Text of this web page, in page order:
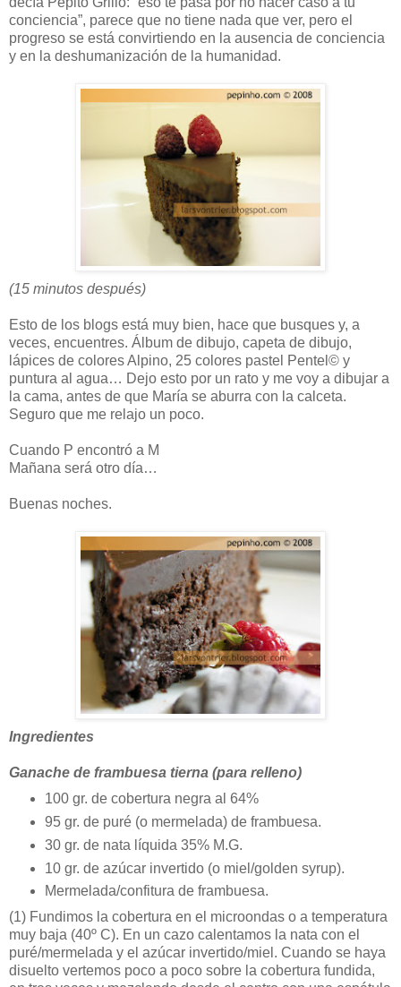
conciencia”, parece que no tiene nada que ver, pero el
progreso se está convirtiendo en la ausencia de conciencia
y en la deshumanización de la humanidad.
(15 minutos después)
Esto de los blogs está muy bien, hace que busques y, a
veces, encuentres. Álbum de dibujo, capeta de dibujo,
lápices de colores Alpino, 25 colores pastel Pentel© y
puntura al agua… Dejo esto por un rato y me voy a dibujar a
la cama, antes de que María se aburra con la calceta.
Seguro que me relajo un poco.
Cuando P encontró a M
Mañana será otro día…
Buenas noches.
Ingredientes
Ganache de frambuesa tierna (para relleno)
100 gr. de cobertura negra al 64%
95 gr. de puré (o mermelada) de frambuesa.
30 gr. de nata líquida 35% M.G.
10 gr. de azúcar invertido (o miel/golden syrup).
Mermelada/confitura de frambuesa.
(1) Fundimos la cobertura en el microondas o a temperatura
muy baja (40º C). En un cazo calentamos la nata con el
puré/mermelada y el azúcar invertido/miel. Cuando se haya
disuelto vertemos poco a poco sobre la cobertura fundida,